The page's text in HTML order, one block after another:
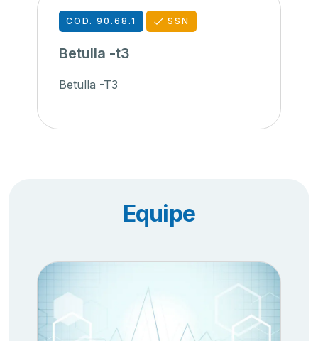
COD. 90.68.1 SSN
Betulla -t3
Betulla -T3
Equipe